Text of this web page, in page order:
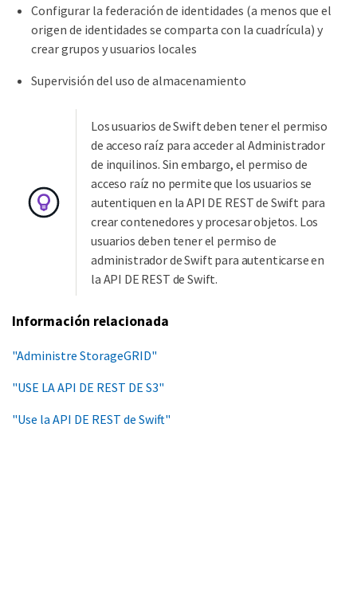
Configurar la federación de identidades (a menos que el
origen de identidades se comparta con la cuadrícula) y
crear grupos y usuarios locales
Supervisión del uso de almacenamiento
Los usuarios de Swift deben tener el permiso
de acceso raíz para acceder al Administrador
de inquilinos. Sin embargo, el permiso de
acceso raíz no permite que los usuarios se
autentiquen en la API DE REST de Swift para
crear contenedores y procesar objetos. Los
usuarios deben tener el permiso de
administrador de Swift para autenticarse en
la API DE REST de Swift.
Información relacionada
"Administre StorageGRID"
"USE LA API DE REST DE S3"
"Use la API DE REST de Swift"